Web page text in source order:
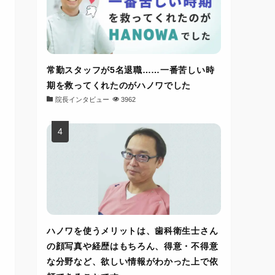
常勤スタッフが5名退職……一番苦しい時
期を救ってくれたのがハノワでした
院長インタビュー 3962
ハノワを使うメリットは、歯科衛生士さん
の顔写真や経歴はもちろん、得意・不得意
な分野など、欲しい情報がわかった上で依